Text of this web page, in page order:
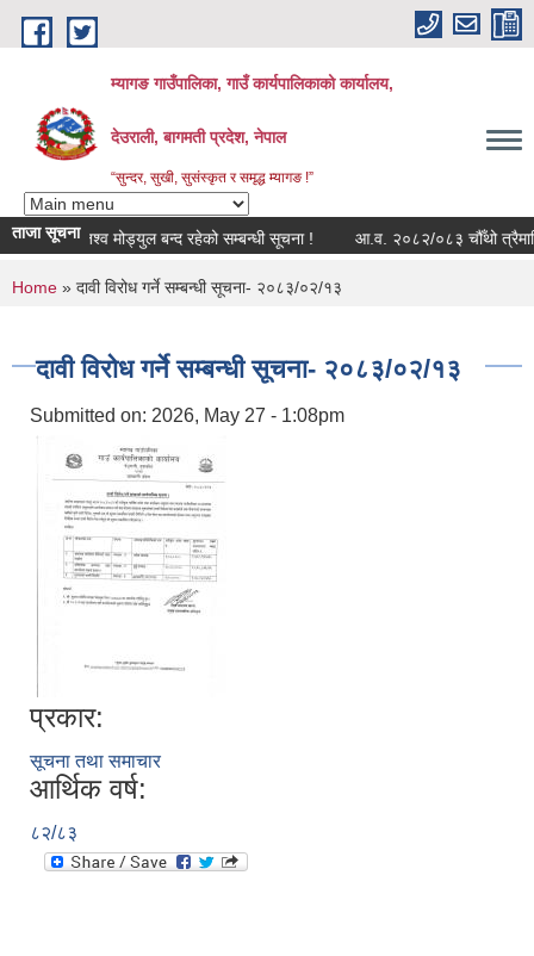
Skip to main content
म्यागङ गाउँपालिका, गाउँ कार्यपालिकाको कार्यालय,
देउराली, बागमती प्रदेश, नेपाल
“सुन्दर, सुखी, सुसंस्कृत र समृद्ध म्यागङ !”
ताजा सूचना
सुत्र राजश्व मोड्युल बन्द रहेको सम्बन्धी सूचना ! आ.व. २०८२/०८३ चौँथो
You are here
Home » दावी विरोध गर्ने सम्बन्धी सूचना- २०८३/०२/१३
दावी विरोध गर्ने सम्बन्धी सूचना- २०८३/०२/१३
Submitted on: 2026, May 27 - 1:08pm
प्रकार:
सूचना तथा समाचार
आर्थिक वर्ष:
८२/८३